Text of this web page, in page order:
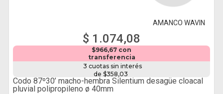
AMANCO WAVIN
$ 1.074,08
$966,67 con
transferencia
3 cuotas sin interés
de $358,03
Codo 87º30’ macho-hembra Silentium desagüe cloacal
pluvial polipropileno ø 40mm